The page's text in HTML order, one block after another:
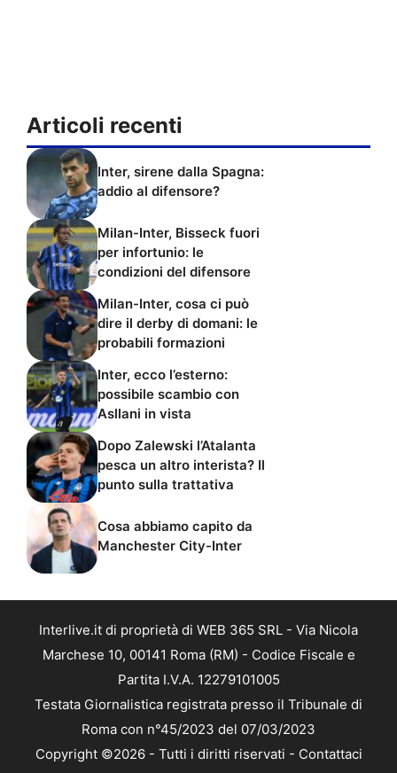
Articoli recenti
Inter, sirene dalla Spagna:
addio al difensore?
Milan-Inter, Bisseck fuori
per infortunio: le
condizioni del difensore
Milan-Inter, cosa ci può
dire il derby di domani: le
probabili formazioni
Inter, ecco l’esterno:
possibile scambio con
Asllani in vista
Dopo Zalewski l’Atalanta
pesca un altro interista? Il
punto sulla trattativa
Cosa abbiamo capito da
Manchester City-Inter
Interlive.it di proprietà di WEB 365 SRL - Via Nicola
Marchese 10, 00141 Roma (RM) - Codice Fiscale e
Partita I.V.A. 12279101005
Testata Giornalistica registrata presso il Tribunale di
Roma con n°45/2023 del 07/03/2023
Copyright ©2026 - Tutti i diritti riservati - Contattaci